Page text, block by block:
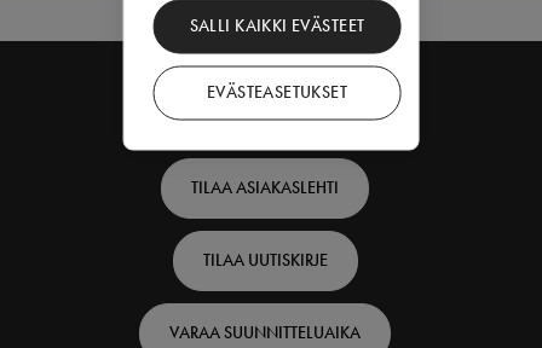
SALLI KAIKKI EVÄSTEET
EVÄSTEASETUKSET
Footer
Finnish
TILAA IDEAKIRJA
TILAA ASIAKASLEHTI
TILAA UUTISKIRJE
VARAA SUUNNITTELUAIKA